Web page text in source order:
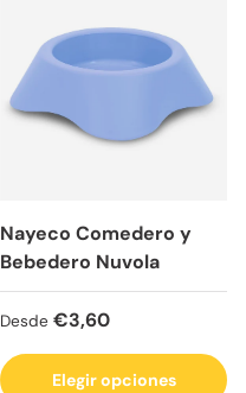
Nayeco Comedero y
Bebedero Nuvola
Precio normal
Desde €3,60
Elegir opciones